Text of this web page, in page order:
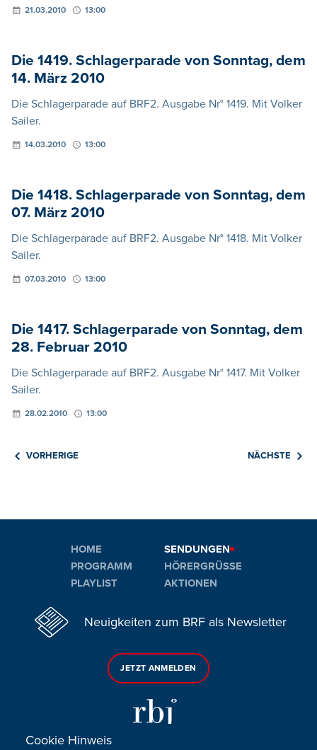
21.03.2010 13:00
Die 1419. Schlagerparade von Sonntag, dem
14. März 2010
Die Schlagerparade auf BRF2. Ausgabe Nr° 1419. Mit Volker
Sailer.
14.03.2010 13:00
Die 1418. Schlagerparade von Sonntag, dem
07. März 2010
Die Schlagerparade auf BRF2. Ausgabe Nr° 1418. Mit Volker
Sailer.
07.03.2010 13:00
Die 1417. Schlagerparade von Sonntag, dem
28. Februar 2010
Die Schlagerparade auf BRF2. Ausgabe Nr° 1417. Mit Volker
Sailer.
28.02.2010 13:00
VORHERIGE NÄCHSTE
HOME
PROGRAMM
PLAYLIST
SENDUNGEN
HÖRERGRÜSSE
AKTIONEN
Neuigkeiten zum BRF als Newsletter
JETZT ANMELDEN
Cookie Hinweis